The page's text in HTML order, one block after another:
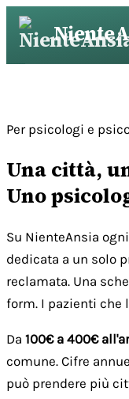
Vai
contenuto
Per psicologi e
Una città,
Uno
Su NienteAnsia
dedicata a un solo
reclamata. Una
form. I pazienti che
Da 100€ a 400€
comune. Cifre
può prendere più